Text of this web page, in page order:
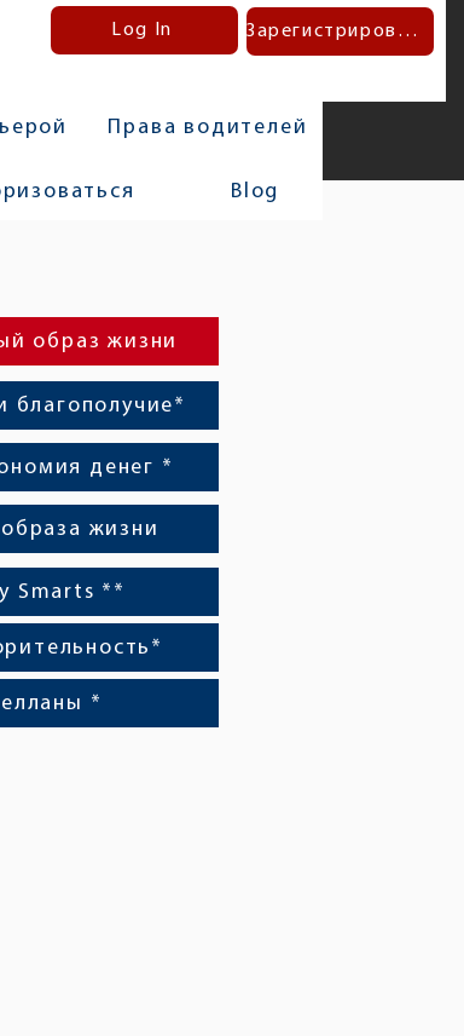
Log In Зарегистрироваться
Права водителей
Blog
образ жизни
благополучие*
денег *
образа жизни
Smarts **
*